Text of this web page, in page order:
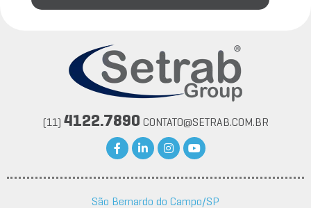
(11) 4122.7890 CONTATO@SETRAB.COM.BR
São Bernardo do Campo/SP